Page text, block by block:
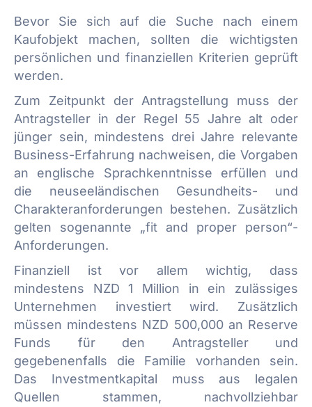
Bevor Sie sich auf die Suche nach einem
Kaufobjekt machen, sollten die wichtigsten
persönlichen und finanziellen Kriterien geprüft
werden.
Zum Zeitpunkt der Antragstellung muss der
Antragsteller in der Regel 55 Jahre alt oder
jünger sein, mindestens drei Jahre relevante
Business-Erfahrung nachweisen, die Vorgaben
an englische Sprachkenntnisse erfüllen und
die neuseeländischen Gesundheits- und
Charakteranforderungen bestehen. Zusätzlich
gelten sogenannte „fit and proper person“-
Anforderungen.
Finanziell ist vor allem wichtig, dass
mindestens NZD 1 Million in ein zulässiges
Unternehmen investiert wird. Zusätzlich
müssen mindestens NZD 500,000 an Reserve
Funds für den Antragsteller und
gegebenenfalls die Familie vorhanden sein.
Das Investmentkapital muss aus legalen
Quellen stammen, nachvollziehbar